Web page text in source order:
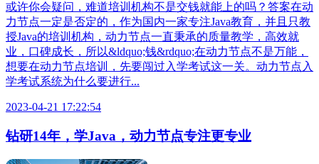
或许你会疑问，难道培训机构不是交钱就能上的吗？答案在动
力节点一定是否定的，作为国内一家专注Java教育，并且只教
授Java的培训机构，动力节点一直秉承的质量教学，高效就
业，口碑成长，所以&ldquo;钱&rdquo;在动力节点不是万能，
想要在动力节点培训，先要闯过入学考试这一关。动力节点入
学考试系统为什么要进行...
2023-04-21 17:22:54
钻研14年，学Java，动力节点专注更专业